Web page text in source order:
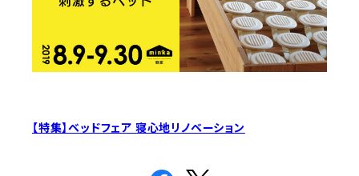
【特集】ベッドフェア 寝心地リノベーション